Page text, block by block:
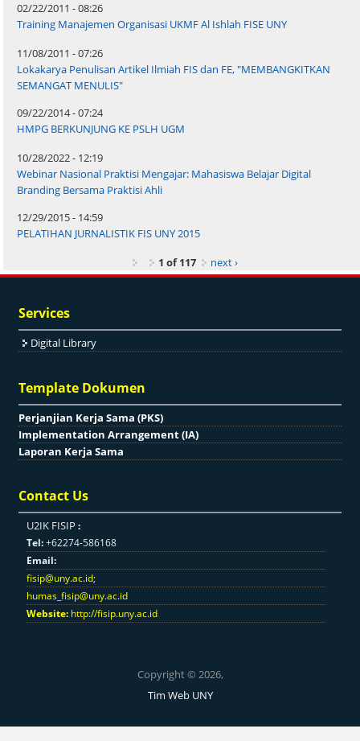
02/22/2011 - 08:26
Training Manajemen Organisasi UKMF Al Ishlah FISE UNY
11/08/2011 - 07:26
Lokakarya Penulisan Artikel Ilmiah FIS dan FE, "MEMBANGKITKAN
SEMANGAT MENULIS"
09/22/2014 - 07:24
HMPG BERKUNJUNG KE PSLH UGM
10/28/2022 - 12:19
Webinar Nasional Praktisi Mengajar: Mahasiswa Belajar Digital
Branding Bersama Praktisi Ahli
12/29/2015 - 14:59
PELATIHAN JURNALISTIK FIS UNY 2015
1 of 117
next ›
Services
Digital Library
Template Dokumen
Perjanjian Kerja Sama (PKS)
Implementation Arrangement (IA)
Laporan Kerja Sama
Contact Us
U2IK FISIP :
Tel:+62274-586168
Email:
fisip@uny.ac.id;
humas_fisip@uny.ac.id
Website: http://fisip.uny.ac.id
Copyright © 2026,
Tim Web UNY